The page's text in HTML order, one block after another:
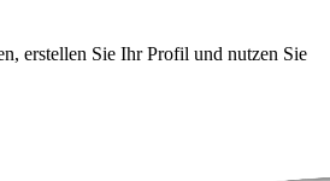
erstellen Sie Ihr Profil und nutzen Sie